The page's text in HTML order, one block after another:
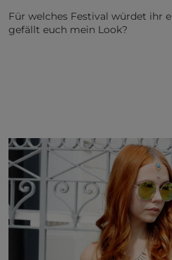
Für welches Festival würdet ihr
gefällt euch mein Look?